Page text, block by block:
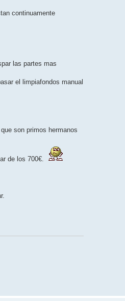
continuamente
las partes mas
el limpiafondos manual
son primos hermanos
de los 700€.